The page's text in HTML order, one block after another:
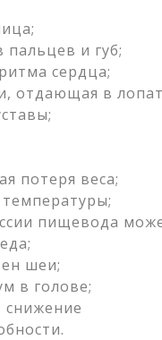
пальцев и губ;
сердца;
отдающая в
потеря веса;
пищевода
шеи;
в голове;
снижение